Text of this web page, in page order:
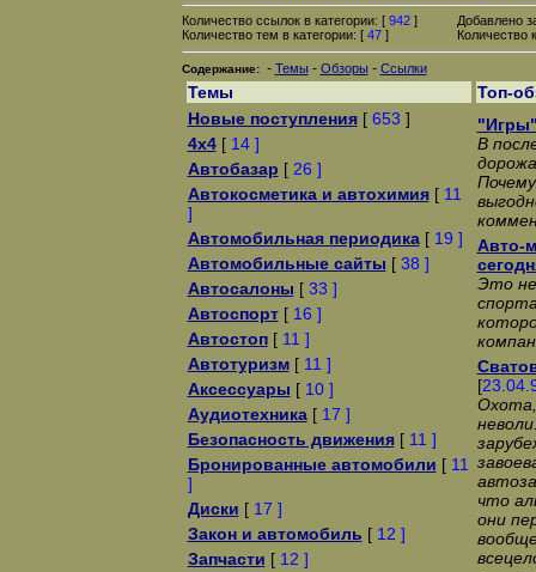
Количество ссылок в категории: [ 942]
Количество тем в категории: [ 47]
Добавлено
Количество
Содержание: - Темы - Обзоры - Ссылки
Темы
Топ-
Новые поступления[ 653 ]
4x4[ 14 ]
Автобазар [ 26 ]
Автокосметика и автохимия[ 11
]
Автомобильная периодика[ 19 ]
Автомобильные сайты [ 38 ]
Автосалоны [ 33 ]
Автоспорт[ 16 ]
Автостоп[ 11 ]
Автотуризм[ 11 ]
Аксессуары [ 10 ]
Аудиотехника[ 17 ]
Безопасность движения[ 11 ]
Бронированные автомобили [ 11
]
Диски [ 17 ]
Закон и автомобиль [ 12 ]
Запчасти [ 12 ]
В
Авто-
Это
[
что
они